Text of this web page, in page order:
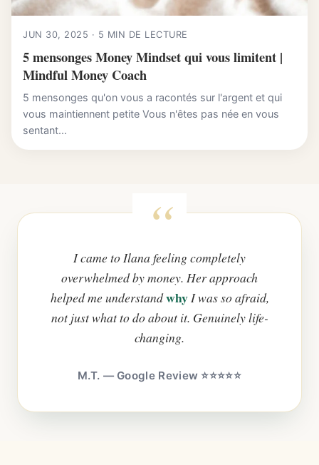
JUN 30, 2025 · 5 MIN DE LECTURE
5 mensonges Money Mindset qui vous limitent |
Mindful Money Coach
5 mensonges qu'on vous a racontés sur l'argent et qui
vous maintiennent petite Vous n'êtes pas née en vous
sentant...
I came to Ilana feeling completely
overwhelmed by money. Her approach
helped me understandwhyI was so afraid,
not just what to do about it. Genuinely life-
changing.
M.T. — Google Review ⭐⭐⭐⭐⭐